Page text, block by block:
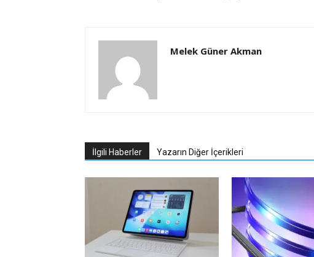
Melek Güner Akman
İlgili Haberler Yazarın Diğer İçerikleri